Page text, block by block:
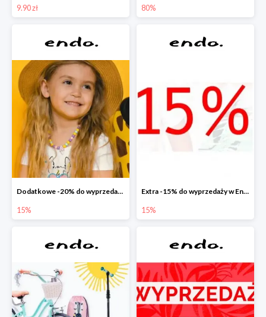
9.90 zł 80%
Dodatkowe -20% do wyprzedaży w Endo
15%
Extra -15% do wyprzedaży w Endo
15%